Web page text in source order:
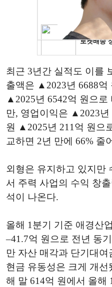
최근 3년간 실적도 이를
출액은 ▲2023년 6688억
▲2025년 6542억 원으로
만, 영업이익은 ▲2023
원 ▲2025년 211억 원으
교하면 2년 만에 66% 줄
외형은 유지하고 있지만
서 주력 사업의 수익 창
석이 나온다.
올해 1분기 기준 애경산
–41.7억 원으로 전년 동
만 자산 매각과 단기대
현금 유동성은 크게 개
해 말 614억 원에서 올해